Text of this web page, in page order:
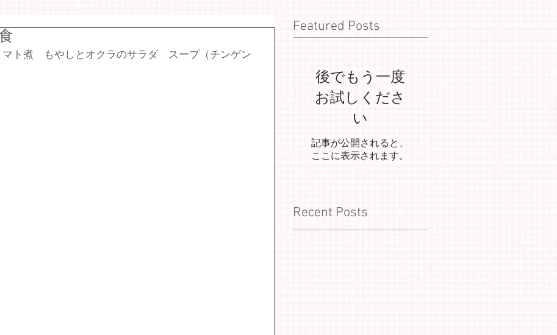
ト煮　もやしとオクラのサラダ　スープ（チンゲン
Featured Posts
後でもう一度
お試しくださ
い
記事が公開されると、
ここに表示されます。
Recent Posts